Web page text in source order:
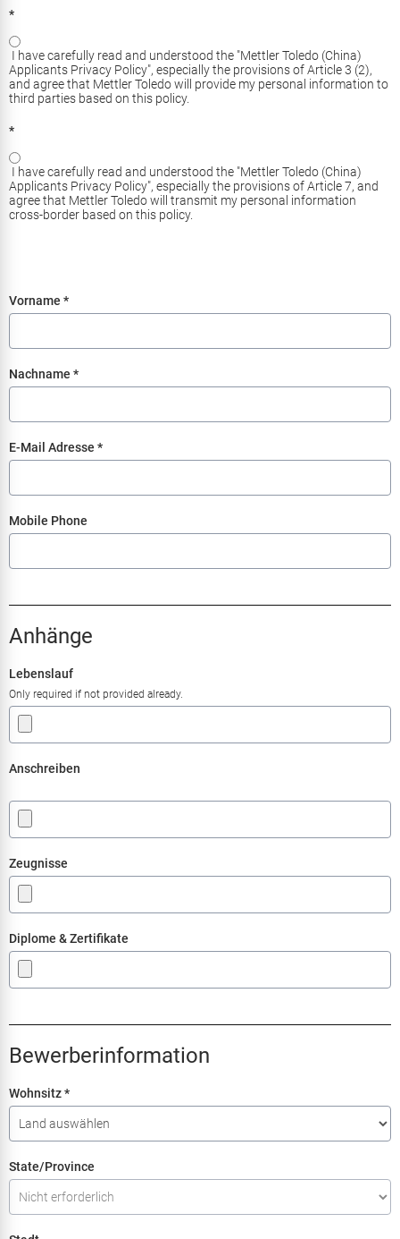
*
I have carefully read and understood the "Mettler Toledo (China)
Applicants Privacy Policy", especially the provisions of Article 3 (2),
and agree that Mettler Toledo will provide my personal information to
third parties based on this policy.
*
I have carefully read and understood the "Mettler Toledo (China)
Applicants Privacy Policy", especially the provisions of Article 7, and
agree that Mettler Toledo will transmit my personal information
cross-border based on this policy.
Vorname *
Nachname *
E-Mail Adresse *
Mobile Phone
Anhänge
Lebenslauf
Only required if not provided already.
Anschreiben
Zeugnisse
Diplome & Zertifikate
Bewerberinformation
Wohnsitz*
State/Province